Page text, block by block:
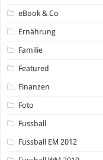
eBook & Co
Ernährung
Familie
Featured
Finanzen
Foto
Fussball
Fussball EM 2012